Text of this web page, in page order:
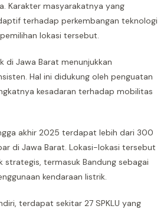
Karakter masyarakatnya yang
terhadap perkembangan teknologi
lokasi tersebut.
di Jawa Barat menunjukkan
Hal ini didukung oleh penguatan
kesadaran terhadap mobilitas
akhir 2025 terdapat lebih dari 300
di Jawa Barat. Lokasi-lokasi tersebut
termasuk Bandung sebagai
kendaraan listrik.
terdapat sekitar 27 SPKLU yang